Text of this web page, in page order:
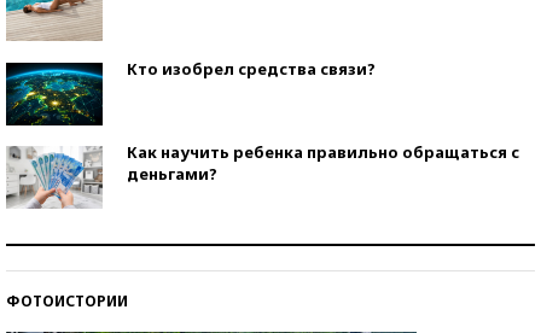
Кто изобрел средства связи?
Как научить ребенка правильно обращаться с
деньгами?
ФОТОИСТОРИИ